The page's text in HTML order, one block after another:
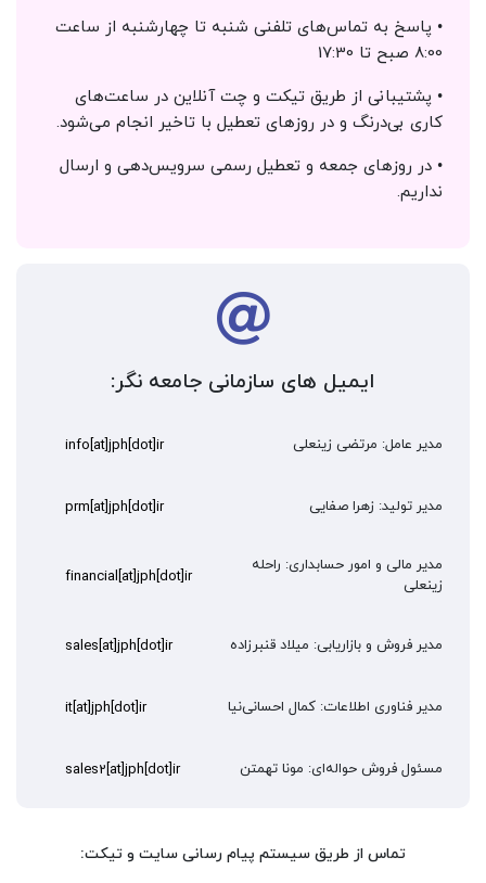
• پاسخ به تماس‌های تلفنی شنبه تا چهارشنبه از ساعت
8:00 صبح تا 17:30
• پشتیبانی از طریق تیکت و چت آنلاین در ساعت‌های
کاری بی‌درنگ و در روزهای تعطیل با تاخیر انجام می‌شود.
• در روزهای جمعه و تعطیل رسمی سرویس‌دهی و ارسال
نداریم.
ایمیل های سازمانی جامعه نگر:
مدیر عامل: مرتضی زینعلی info[at]jph[dot]ir
مدیر تولید: زهرا صفایی prm[at]jph[dot]ir
مدیر مالی و امور حسابداری: راحله
زینعلی
financial[at]jph[dot]ir
مدیر فروش و بازاریابی: میلاد قنبرزاده sales[at]jph[dot]ir
مدیر فناوری اطلاعات: کمال احسانی‌نیا it[at]jph[dot]ir
مسئول فروش حواله‌ای: مونا تهمتن sales2[at]jph[dot]ir
تماس از طریق سیستم پیام رسانی سایت و تیکت: